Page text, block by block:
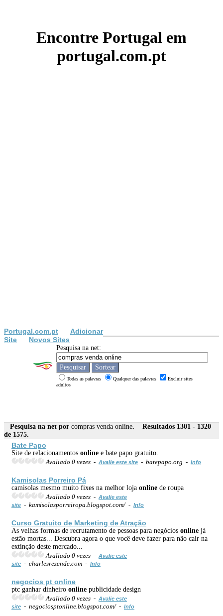
Encontre Portugal em
portugal.com.pt
Portugal.com.pt
Adicionar
Site
Novos Sites
Pesquisa na net:
Todas as palavras Qualquer das palavras
Excluir sites
adultos
Pesquisa na net por compras venda online. Resultados 1301 - 1320
de 1575.
Bate Papo
Site de relacionamentos online e bate papo gratuito.
Avaliado 0 vezes - Avalie este site - batepapo.org - Info
Kamisolas Porreiro Pá
camisolas mesmo muito fixes na melhor loja online de roupa
Avaliado 0 vezes - Avalie este
site - kamisolasporreiropa.blogspot.com/ - Info
Curso Gratuito de Marketing de Atração
As velhas formas de recrutamento de pessoas para negócios online já
estão mortas... Descubra agora o que você deve fazer para não cair na
extinção deste mercado...
Avaliado 0 vezes - Avalie este
site - charlesrezende.com - Info
negocios pt online
ptc ganhar dinheiro online publicidade design
Avaliado 0 vezes - Avalie este
site - negociosptonline.blogspot.com/ - Info